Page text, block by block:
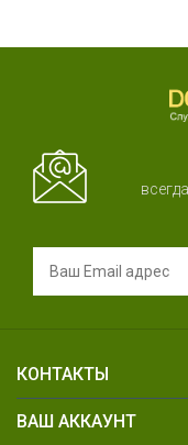
КОНТАКТЫ
ВАШ АККАУНТ